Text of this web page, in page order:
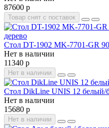
87600 р
Товар снят с поставок
Стол DT-1902 MK-7701-GR
Нет в наличии
11340 р
Нет в наличии
Стол DikLine UNIS 12 белый/
Нет в наличии
15680 р
Нет в наличии